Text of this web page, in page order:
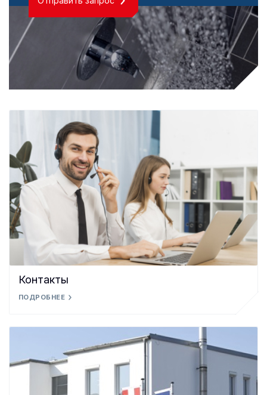
Контакты
ПОДРОБНЕЕ